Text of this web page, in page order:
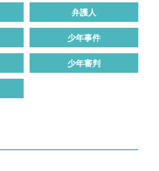
弁護人
少年事件
少年審判